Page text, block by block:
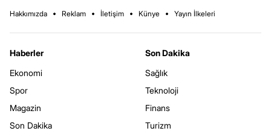
Hakkımızda Reklam İletişim Künye Yayın İlkeleri
Haberler
Ekonomi
Spor
Magazin
Son Dakika
Son Dakika
Sağlık
Teknoloji
Finans
Turizm